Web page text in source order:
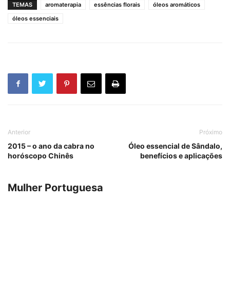
TEMAS aromaterapia essências florais
óleos aromáticos
óleos essenciais
Anterior
2015 – o ano da cabra no
horóscopo Chinês
Próximo
Óleo essencial de Sândalo,
benefícios e aplicações
Mulher Portuguesa